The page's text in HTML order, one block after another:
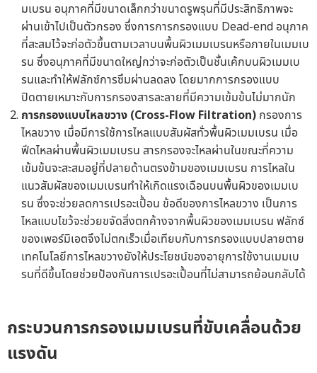
มเบรน อนุภาคที่มีขนาดเล็กกว่าขนาดรูพรุนที่มีประสิทธิภาพจะ
ผ่านเข้าไปเป็นตัวกรอง ซึ่งการการกรองแบบ Dead-end อนุภาค
ที่สะสมไว้จะก่อตัวขึ้นตามเวลาบนพื้นผิวเมมเบรนหรือภายในเมมเบ
รน ซึ่งอนุภาคที่มีขนาดใหญ่กว่าจะก่อตัวเป็นชั้นเค้กบนผิวเมมเบ
รนและทำให้ฟลักซ์การซึมผ่านลดลง โดยมากการกรองแบบ
ปิดตายเหมาะกับการกรองสารละลายที่มีความเข้มข้นไม่มากนัก
การกรองแบบไหลขวาง (Cross-Flow Filtration) กรองการ
ไหลขวาง เมื่อมีการใช้การไหลแบบสัมผัสทั่วพื้นผิวเมมเบรน เมื่อ
ฟีดไหลผ่านพื้นผิวเมมเบรน สารกรองจะไหลผ่านในขณะที่ความ
เข้มข้นจะสะสมอยู่ที่ปลายด้านตรงข้ามของเมมเบรน การไหลใน
แนวสัมผัสของเมมเบรนทำให้เกิดแรงเฉือนบนพื้นผิวของเมมเบ
รน ซึ่งจะช่วยลดการเปรอะเปื้อน ข้อดีของการไหลขวาง เป็นการ
ไหลแบบไขว้จะช่วยขจัดสิ่งตกค้างจากพื้นผิวของเมมเบรน ฟลักซ์
ของเพอร์มิเอตจึงไม่ตกเร็วเมื่อเทียบกับการกรองแบบปลายตาย
เทคโนโลยีการไหลขวางยังให้ประโยชน์ของอายุการใช้งานเมมเบ
รนที่ดีขึ้นโดยช่วยป้องกันการเปรอะเปื้อนที่ไม่สามารถย้อนกลับได้
กระบวนการกรองเมมเบรนที่ขับเคลื่อนด้วย
แรงดัน